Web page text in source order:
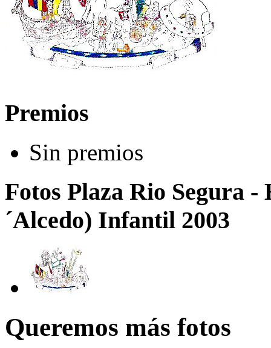
Premios
Sin premios
Fotos Plaza Rio Segura
´Alcedo) Infantil 2003
Queremos más fotos